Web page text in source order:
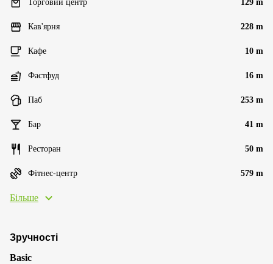
Торговий центр 129 m
Кав'ярня 228 m
Кафе 10 m
Фастфуд 16 m
Паб 253 m
Бар 41 m
Ресторан 50 m
Фітнес-центр 579 m
Більше
Зручності
Basic